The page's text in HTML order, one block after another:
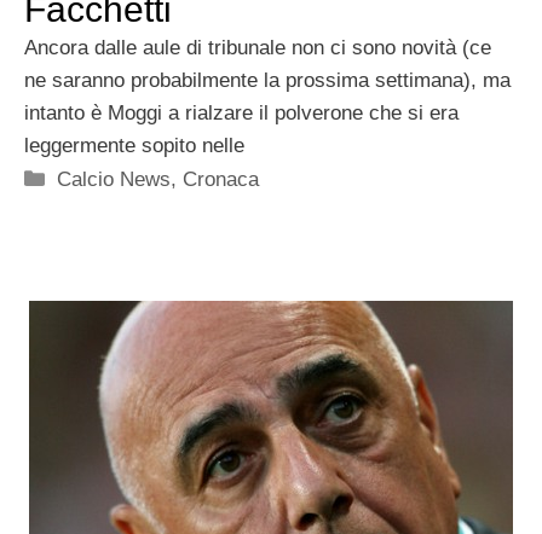
Facchetti
Ancora dalle aule di tribunale non ci sono novità (ce
ne saranno probabilmente la prossima settimana), ma
intanto è Moggi a rialzare il polverone che si era
leggermente sopito nelle
Categorie
Calcio News, Cronaca